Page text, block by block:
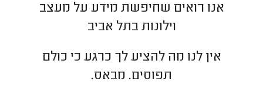
אנו רואים שחיפשת מידע על מעצב
וילונות בתל אביב
אין לנו מה להציע לך כרגע כי כולם
תפוסים. מבאס.